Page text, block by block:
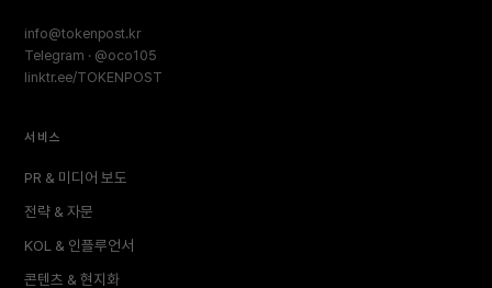
info@tokenpost.kr
Telegram · @oco105
linktr.ee/TOKENPOST
서비스
PR & 미디어 보도
전략 & 자문
KOL & 인플루언서
콘텐츠 & 현지화